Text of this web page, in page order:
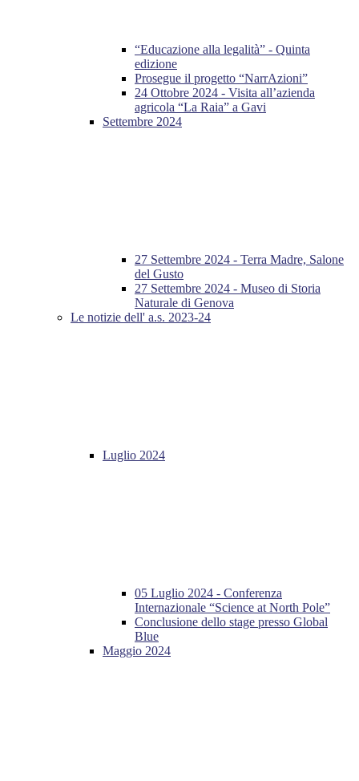
“Educazione alla legalità” - Quinta
edizione
Prosegue il progetto “NarrAzioni”
24 Ottobre 2024 - Visita all’azienda
agricola “La Raia” a Gavi
Settembre 2024
27 Settembre 2024 - Terra Madre, Salone
del Gusto
27 Settembre 2024 - Museo di Storia
Naturale di Genova
Le notizie dell' a.s. 2023-24
Luglio 2024
05 Luglio 2024 - Conferenza
Internazionale “Science at North Pole”
Conclusione dello stage presso Global
Blue
Maggio 2024